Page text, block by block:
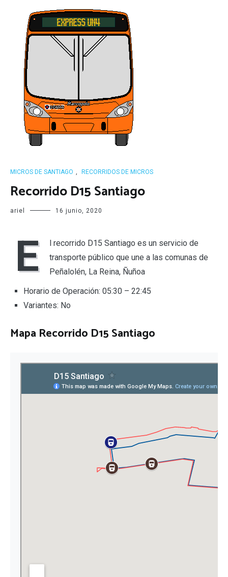
MICROS DE SANTIAGO , RECORRIDOS DE MICROS
Recorrido D15 Santiago
ariel 16 junio, 2020
E
l recorrido D15 Santiago es un servicio de
transporte público que une a las comunas de
Peñalolén, La Reina, Ñuñoa
Horario de Operación: 05:30 – 22:45
Variantes: No
Mapa Recorrido D15 Santiago